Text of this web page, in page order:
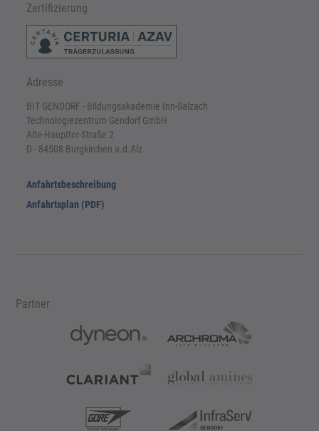
Zertifizierung
Adresse
BIT GENDORF - Bildungsakademie Inn-Salzach
Technologiezentrum Gendorf GmbH
Alte-Haupttor-Straße 2
D - 84508 Burgkirchen a.d.Alz
Anfahrtsbeschreibung
Anfahrtsplan (PDF)
Partner